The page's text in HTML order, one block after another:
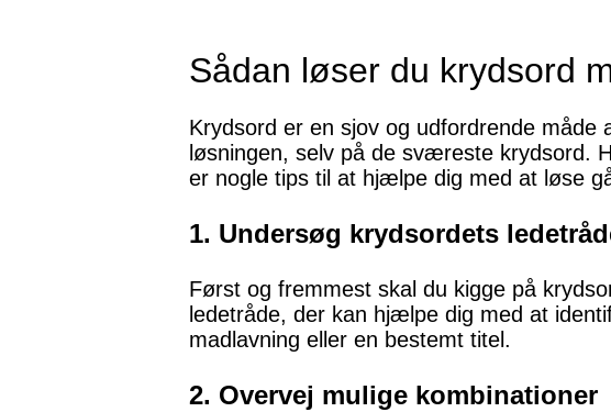
Sådan løser du krydsord
Krydsord er en sjov og udfordrende
løsningen, selv på de sværeste krydsord.
er nogle tips til at hjælpe dig med at løse
1. Undersøg krydsordets
Først og fremmest skal du kigge på
ledetråde, der kan hjælpe dig med at
madlavning eller en bestemt titel.
2. Overvej mulige kombinationer